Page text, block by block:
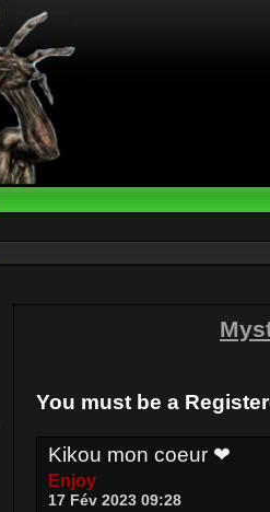
You must be a
Kikou mon coeur ❤
Enjoy
17 Fév 2023 09:28